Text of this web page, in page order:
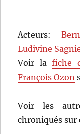
Acteurs:
Ludivine
Voir lafiche
François Ozon
Voir les
chroniqués sur